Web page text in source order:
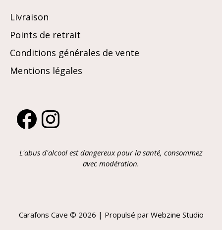
Livraison
Points de retrait
Conditions générales de vente
Mentions légales
FacebookInstagram
L'abus d'alcool est dangereux pour la santé, consommez
avec modération.
Carafons Cave © 2026 | Propulsé par Webzine Studio